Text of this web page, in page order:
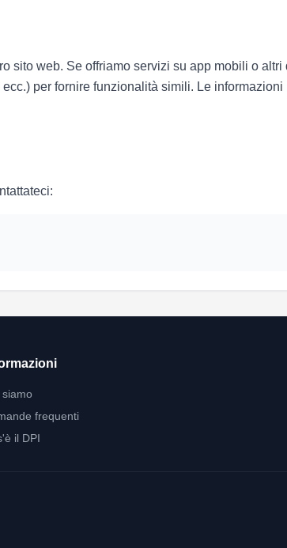
sito web. Se offriamo servizi su app mobili o
per fornire funzionalità simili. Le
frequenti
il DPI